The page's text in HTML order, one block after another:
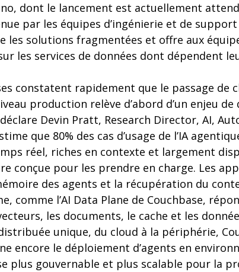
dont le lancement est actuellement
par les équipes d’ingénierie et de support
les solutions fragmentées et offre aux
les services de données dont dépendent
constatent rapidement que le passage de
production relève d’abord d’un enjeu de
Devin Pratt, Research Director, AI,
que 80% des cas d’usage de l’IA
réel, riches en contexte et largement
conçue pour les prendre en charge. Les
des agents et la récupération du
comme l’AI Data Plane de Couchbase,
les documents, le cache et les
unique, du cloud à la périphérie,
encore le déploiement d’agents en
plus gouvernable et plus scalable pour la